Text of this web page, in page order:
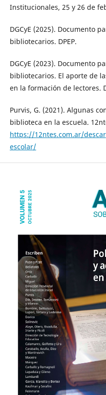
Institucionales, 25 y 26 de
DGCyE (2025). Documento
bibliotecarios. DPEP.
DGCyE (2023). Documento
bibliotecarios. El aporte de
en la formación de lectores.
Purvis, G. (2021). Algunas
biblioteca en la escuela.
https://12ntes.com.ar/
escolar/